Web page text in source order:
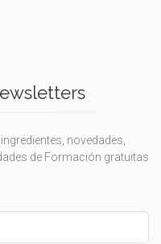
novedades,
de Formación gratuitas